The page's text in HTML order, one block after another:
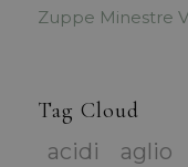
Zuppe Minestre
Tag Cloud
acidi
aglio